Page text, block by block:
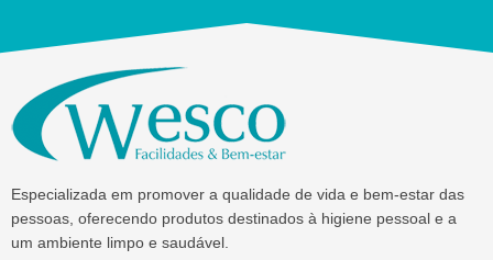
Especializada em promover a qualidade de vida e bem-estar das
pessoas, oferecendo produtos destinados à higiene pessoal e a
um ambiente limpo e saudável.